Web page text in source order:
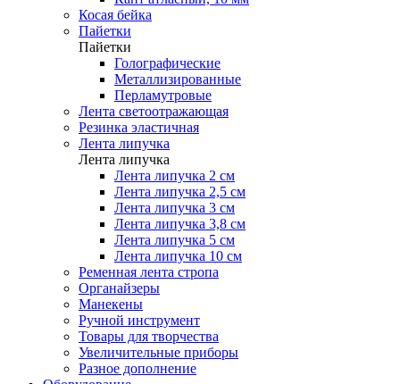
Косая бейка
Пайетки
Пайетки
Голографические
Металлизированные
Перламутровые
Лента светоотражающая
Резинка эластичная
Лента липучка
Лента липучка
Лента липучка 2 см
Лента липучка 2,5 см
Лента липучка 3 см
Лента липучка 3,8 см
Лента липучка 5 см
Лента липучка 10 см
Ременная лента стропа
Органайзеры
Манекены
Ручной инструмент
Товары для творчества
Увеличительные приборы
Разное дополнение